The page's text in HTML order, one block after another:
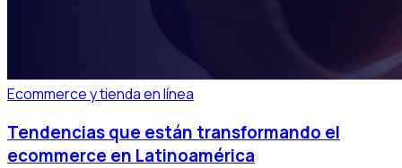
Ecommerce y tienda en línea
Tendencias que están transformando el
ecommerce en Latinoamérica